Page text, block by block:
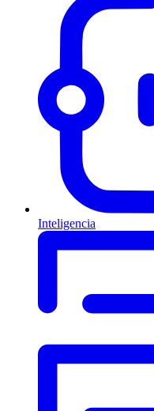
Inteligencia